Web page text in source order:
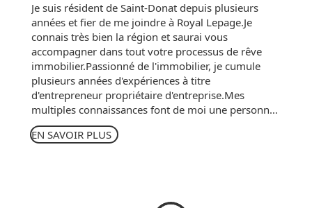
Je suis résident de Saint-Donat depuis plusieurs
années et fier de me joindre à Royal Lepage.Je
connais très bien la région et saurai vous
accompagner dans tout votre processus de rêve
immobilier.Passionné de l'immobilier, je cumule
plusieurs années d'expériences à titre
d'entrepreneur propriétaire d'entreprise.Mes
multiples connaissances font de moi une personne
ressource pour bien vous guider lors de vos
décisions immobilières.Créer une relation à long
EN SAVOIR PLUS